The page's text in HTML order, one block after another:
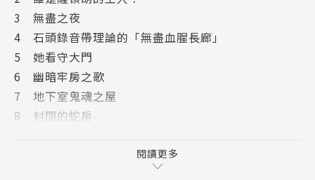
大英博物館的幽靈將故事敘述、民間傳說和歷史融為一
體，深入挖掘人類歷史鮮為人知的過去，並揭開了世界
上最古老的國家博物館作為一個持續衝突場所的面紗。
在那裡，不安分的物品被違背自己的意願扣留，而進入
其中的人類，很可能在不經意間目擊這場動盪。
3 無盡之夜
4 石頭錄音帶理論的「無盡血腥長廊」
5 她看守大門
6 幽暗牢房之歌
7 地下室鬼魂之屋
8 封閉的蛇房
11 儲藏間：被遺忘者的領域
閱讀更多